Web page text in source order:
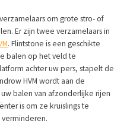
om grote stro- of
Er zijn twee verzamelaars in
. Flintstone is een geschikte
balen op het veld te
achter uw pers, stapelt de
HVM wordt aan de
balen van afzonderlijke rijen
is om ze kruislings te